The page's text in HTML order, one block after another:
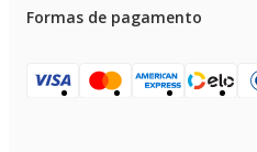
Formas de pagamento